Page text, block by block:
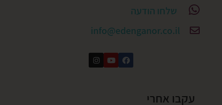
שלחו הודעה
info@edenganor.co.il
עקבו אחרי